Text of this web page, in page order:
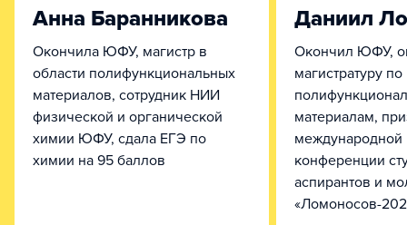
Анна Баранникова
Окончила ЮФУ, магистр в
области полифункциональных
материалов, сотрудник НИИ
физической и органической
химии ЮФУ, сдала ЕГЭ по
химии на 95 баллов
Даниил
Окончил ЮФУ,
магистратуру по
материалам,
международной
конференции
аспирантов и
«Ломоносов-